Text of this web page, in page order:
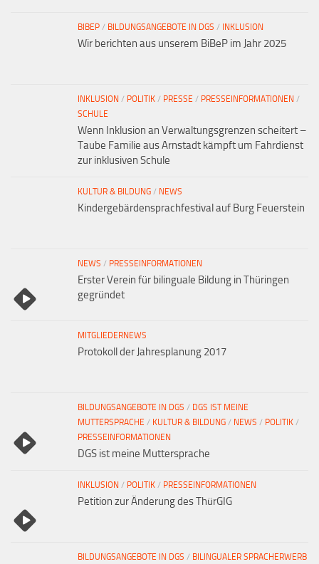
BIBEP / BILDUNGSANGEBOTE IN DGS / INKLUSION
Wir berichten aus unserem BiBeP im Jahr 2025
INKLUSION / POLITIK / PRESSE / PRESSEINFORMATIONEN /
SCHULE
Wenn Inklusion an Verwaltungsgrenzen scheitert –
Taube Familie aus Arnstadt kämpft um Fahrdienst
zur inklusiven Schule
KULTUR & BILDUNG / NEWS
Kindergebärdensprachfestival auf Burg Feuerstein
NEWS / PRESSEINFORMATIONEN
Erster Verein für bilinguale Bildung in Thüringen
gegründet
MITGLIEDERNEWS
Protokoll der Jahresplanung 2017
BILDUNGSANGEBOTE IN DGS / DGS IST MEINE
MUTTERSPRACHE / KULTUR & BILDUNG / NEWS / POLITIK /
PRESSEINFORMATIONEN
DGS ist meine Muttersprache
INKLUSION / POLITIK / PRESSEINFORMATIONEN
Petition zur Änderung des ThürGIG
BILDUNGSANGEBOTE IN DGS / BILINGUALER SPRACHERWERB